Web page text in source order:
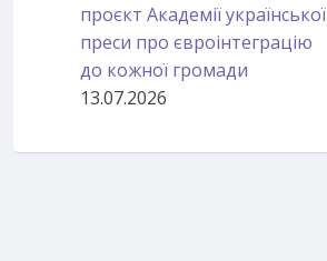
проєкт Академії української
преси про євроінтеграцію
до кожної громади
13.07.2026